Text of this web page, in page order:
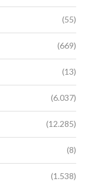
(55)
(669)
(13)
(6.037)
(12.285)
(8)
(1.538)